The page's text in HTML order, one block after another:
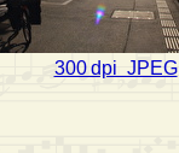
300 dpi JPEG